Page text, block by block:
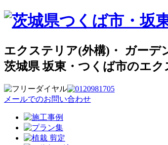
エクステリア(外構)・ ガーデ
茨城県 坂東・つくば市のエク
メールでのお問い合わせ